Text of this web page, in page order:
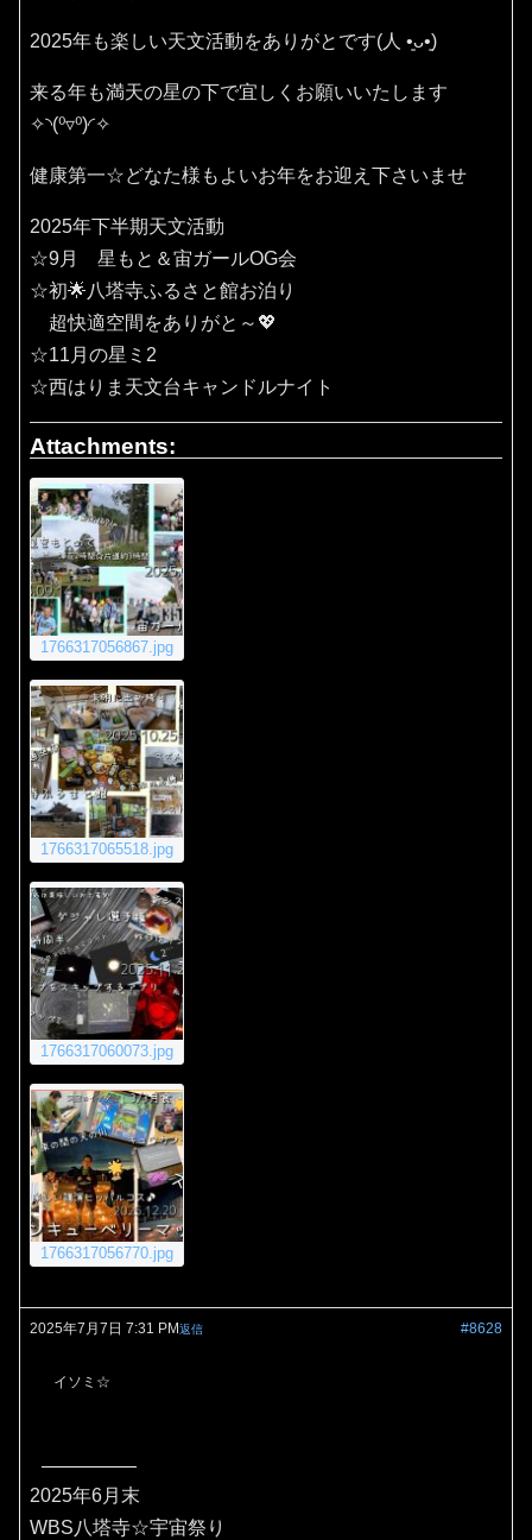
2025年も楽しい天文活動をありがとです(⁠人⁠ ⁠•͈⁠ᴗ⁠•͈⁠)
来る年も満天の星の下で宜しくお願いいたします
✧⁠◝⁠(⁠⁰⁠▿⁠⁰⁠)⁠◜⁠✧
健康第一☆どなた様もよいお年をお迎え下さいませ
2025年下半期天文活動
☆9月 星もと＆宙ガールOG会
☆初🌟八塔寺ふるさと館お泊り
超快適空間をありがと～💖
☆11月の星ミ2
☆西はりま天文台キャンドルナイト
Attachments:
1766317056867.jpg
1766317065518.jpg
1766317060073.jpg
1766317056770.jpg
2025年7月7日 7:31 PM #8628
返信
イソミ☆
2025年6月末
WBS八塔寺☆宇宙祭り